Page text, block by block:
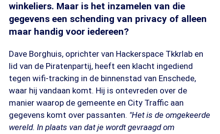
winkeliers. Maar is het inzamelen van die
gegevens een schending van privacy of alleen
maar handig voor iedereen?
Dave Borghuis, oprichter van Hackerspace Tkkrlab en
lid van de Piratenpartij, heeft een klacht ingediend
tegen wifi-tracking in de binnenstad van Enschede,
waar hij vandaan komt. Hij is ontevreden over de
manier waarop de gemeente en City Traffic aan
gegevens komt over passanten. "Het is de omgekeerde
wereld. In plaats van dat je wordt gevraagd om